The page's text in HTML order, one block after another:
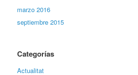
marzo 2016
septiembre 2015
Categorías
Actualitat